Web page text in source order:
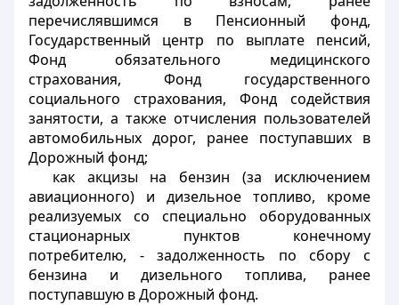
перечислявшимся в Пенсионный фонд,
Государственный центр по выплате пенсий,
Фонд обязательного медицинского
страхования, Фонд государственного
социального страхования, Фонд содействия
занятости, а также отчисления пользователей
автомобильных дорог, ранее поступавших в
Дорожный фонд;
как акцизы на бензин (за исключением
авиационного) и дизельное топливо, кроме
реализуемых со специально оборудованных
стационарных пунктов конечному
потребителю, - задолженность по сбору с
бензина и дизельного топлива, ранее
поступавшую в Дорожный фонд.